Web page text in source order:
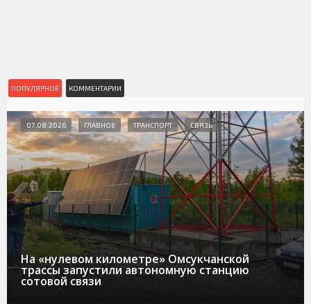
ПОПУЛЯРНОЕ КОММЕНТАРИИ
На «нулевом километре» Омсукчанской
трассы запустили автономную станцию
сотовой связи
07.08.2026 ГЛАВНОЕ ТРАНСПОРТ СВЯЗЬ